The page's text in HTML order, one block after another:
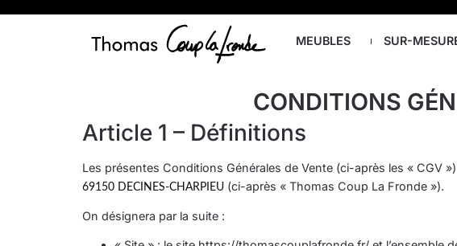
MEUBLES SUR-
CONDITIONS
Article 1 – Définitions
Les présentes Conditions Générales de Vente (ci-après les « CGV
69150 DECINES-CHARPIEU (ci-après « Thomas Coup La Fronde »).
On désignera par la suite :